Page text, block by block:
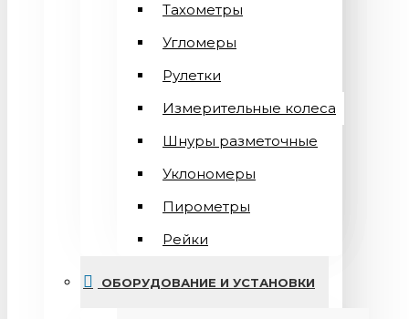
Тахометры
Угломеры
Рулетки
Измерительные колеса
Шнуры разметочные
Уклономеры
Пирометры
Рейки
ОБОРУДОВАНИЕ И УСТАНОВКИ